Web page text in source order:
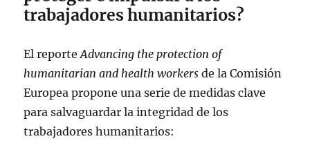
trabajadores humanitarios?
El reporteAdvancing the protection of
humanitarian and health workers de la Comisión
Europea propone una serie de medidas clave
para salvaguardar la integridad de los
trabajadores humanitarios: